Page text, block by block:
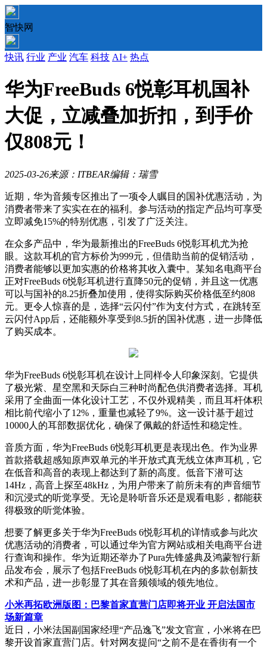
智快网
快讯 行业 产业 汽车 科技 AI+ 热点
华为FreeBuds 6悦彰耳机国补
大促，立减叠加折扣，到手价
仅808元！
2025-03-26来源：ITBEAR编辑：瑞雪
近期，华为音频专区推出了一项令人瞩目的国补优惠活动，为
消费者带来了实实在在的福利。参与活动的指定产品均可享受
立即减免15%的特别优惠，引发了广泛关注。
在众多产品中，华为最新推出的FreeBuds 6悦彰耳机尤为抢
眼。这款耳机的官方标价为999元，但借助当前的促销活动，
消费者能够以更加实惠的价格将其收入囊中。某知名电商平台
正对FreeBuds 6悦彰耳机进行直降50元的促销，并且这一优惠
可以与国补的8.25折叠加使用，使得实际购买价格低至约808
元。更令人惊喜的是，选择“云闪付”作为支付方式，在跳转至
云闪付App后，还能额外享受到8.5折的国补优惠，进一步降低
了购买成本。
华为FreeBuds 6悦彰耳机在设计上同样令人印象深刻。它提供
了极光紫、星空黑和天际白三种时尚配色供消费者选择。耳机
采用了全曲面一体化设计工艺，不仅外观精美，而且耳杆体积
相比前代缩小了12%，重量也减轻了9%。这一设计基于超过
10000人的耳部数据优化，确保了佩戴的舒适性和稳定性。
音质方面，华为FreeBuds 6悦彰耳机更是表现出色。作为业界
首款搭载超感知原声双单元的半开放式真无线立体声耳机，它
在低音和高音的表现上都达到了新的高度。低音下潜可达
14Hz，高音上探至48kHz，为用户带来了前所未有的声音细节
和沉浸式的听觉享受。无论是聆听音乐还是观看电影，都能获
得极致的听觉体验。
想要了解更多关于华为FreeBuds 6悦彰耳机的详情或参与此次
优惠活动的消费者，可以通过华为官方网站或相关电商平台进
行查询和操作。华为近期还举办了Pura先锋盛典及鸿蒙智行新
品发布会，展示了包括FreeBuds 6悦彰耳机在内的多款创新技
术和产品，进一步彰显了其在音频领域的领先地位。
小米再拓欧洲版图：巴黎首家直营门店即将开业 开启法国市
场新篇章
近日，小米法国副国家经理“产品逸飞”发文官宣，小米将在巴
黎开设首家直营门店。针对网友提问“之前不是在香街有一个